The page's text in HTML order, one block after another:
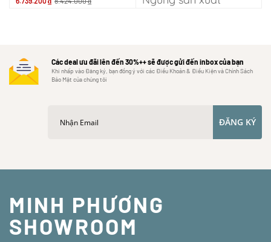
Các deal ưu đãi lên đến 30%++ sẽ được gửi đến inbox của bạn
Khi nhấp vào Đăng ký, bạn đồng ý với các Điều Khoản & Điều Kiện và Chính Sách
Bảo Mật của chúng tôi
ĐĂNG KÝ
MINH PHƯƠNG
SHOWROOM